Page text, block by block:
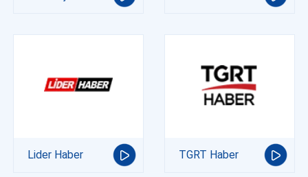
Lider Haber TGRT Haber